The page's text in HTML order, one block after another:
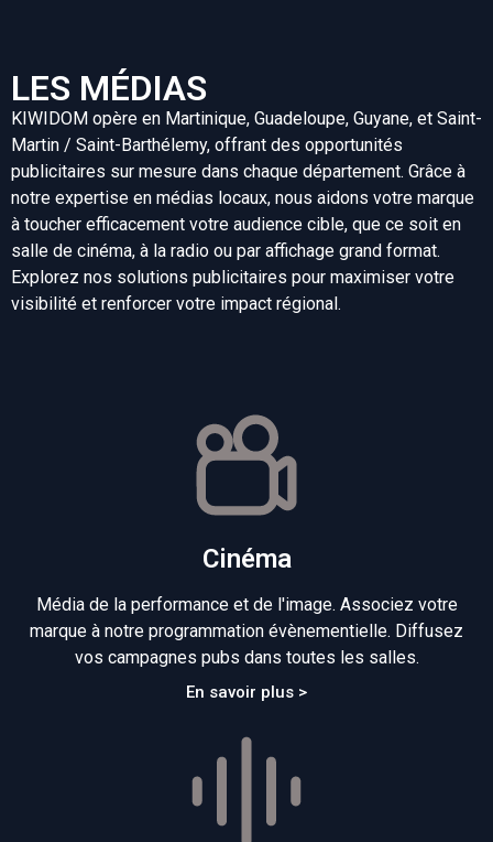
LES MÉDIAS
KIWIDOM opère en Martinique, Guadeloupe, Guyane, et Saint-
Martin / Saint-Barthélemy, offrant des opportunités
publicitaires sur mesure dans chaque département. Grâce à
notre expertise en médias locaux, nous aidons votre marque
à toucher efficacement votre audience cible, que ce soit en
salle de cinéma, à la radio ou par affichage grand format.
Explorez nos solutions publicitaires pour maximiser votre
visibilité et renforcer votre impact régional.
Cinéma
Média de la performance et de l'image. Associez votre
marque à notre programmation évènementielle. Diffusez
vos campagnes pubs dans toutes les salles.
En savoir plus >